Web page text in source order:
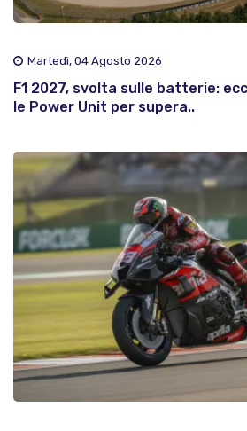
Martedì, 04 Agosto 2026
F1 2027, svolta sulle batterie:
le Power Unit per supera..